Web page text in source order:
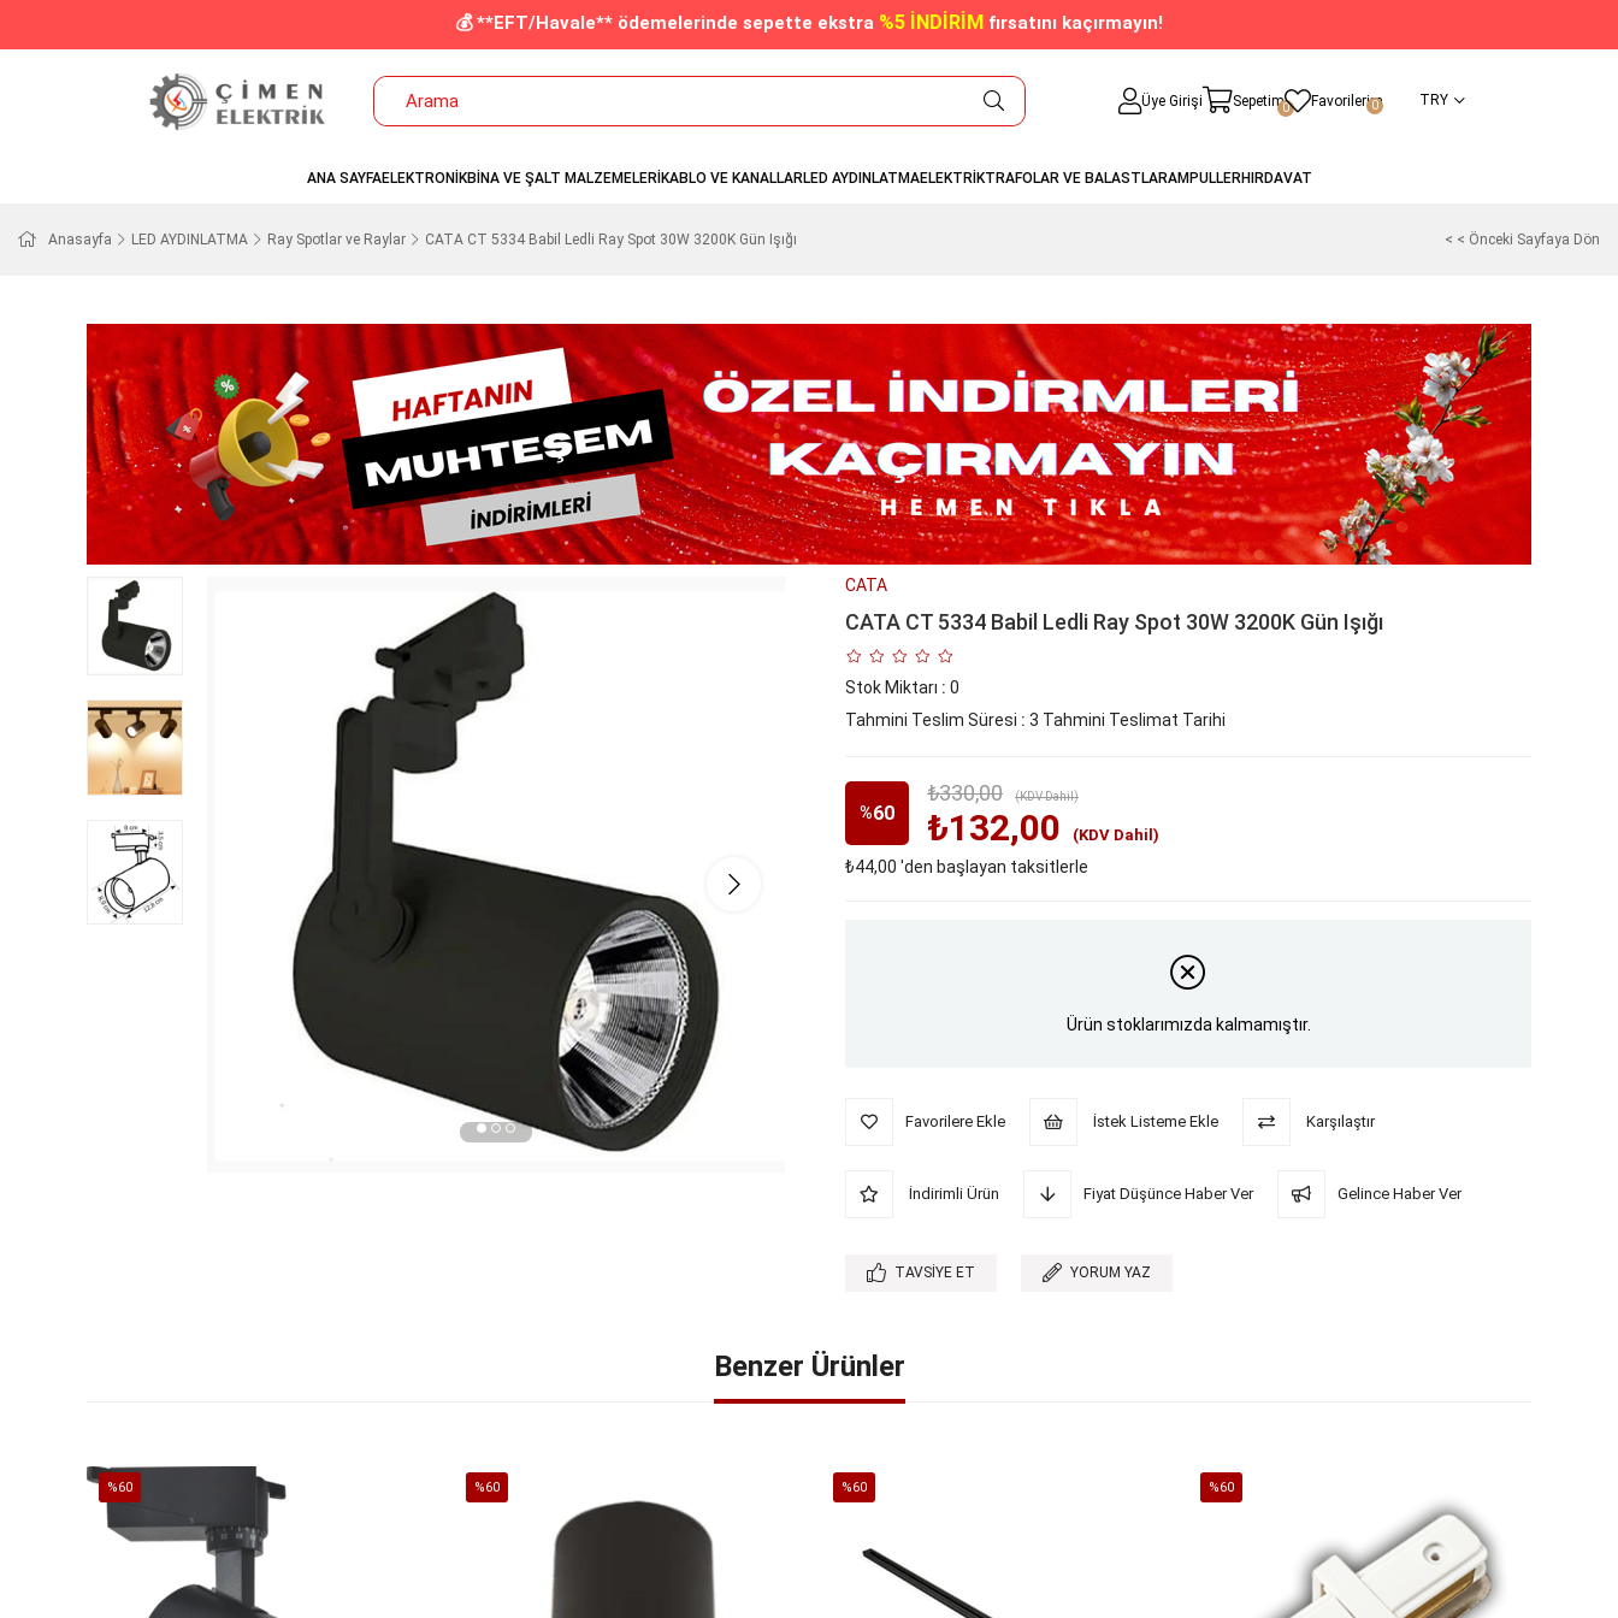
💰 **EFT/Havale** ödemelerinde sepette ekstra %5 İNDİRİM fırsatını kaçırmayın!
Üye Girişi Sepetim0 Favorilerim
0 TRY
ANA SAYFAELEKTRONİKBİNA VE ŞALT MALZEMELERİKABLO VE KANALLARLED AYDINLATMAELEKTRİKTRAFOLAR VE BALASTLARAMPULLERHIRDAVAT
Anasayfa LED AYDINLATMA Ray Spotlar ve Raylar CATA CT 5334 Babil Ledli Ray Spot 30W 3200K Gün Işığı < < Önceki Sayfaya Dön
CATA
CATA CT 5334 Babil Ledli Ray Spot 30W 3200K Gün Işığı
Stok Miktarı : 0
Tahmini Teslim Süresi : 3 Tahmini Teslimat Tarihi
%60
İndirim
₺330,00 (KDV Dahil)
₺132,00 (KDV Dahil)
₺44,00 'den başlayan taksitlerle
Ürün stoklarımızda kalmamıştır.
Favorilere Ekle İstek Listeme Ekle Karşılaştır
İndirimli Ürün Fiyat Düşünce Haber Ver Gelince Haber Ver
TAVSIYE ET YORUM YAZ
Benzer Ürünler
%60
İndirim
%60İndirim
%60
%60
%60İndirim
%60